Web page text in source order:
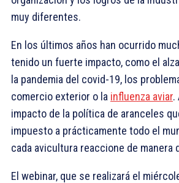
muy diferentes.
En los últimos años han ocurrido
tenido un fuerte impacto, como el
la pandemia del covid-19, los
comercio exterior o la influenza aviar.
impacto de la política de aranceles
impuesto a prácticamente todo el
cada avicultura reaccione de manera
El webinar, que se realizará el